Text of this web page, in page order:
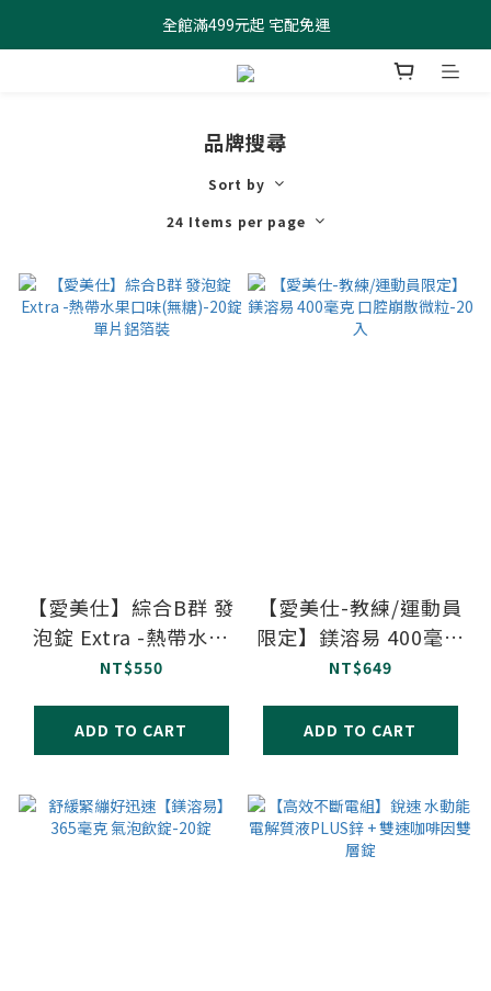
全館滿499元起 宅配免運
全館滿499元起 宅配免運
加入會員 $100元購物金現領現折
品牌搜尋
Sort by
24 Items per page
【愛美仕】綜合B群 發
泡錠 Extra -熱帶水果
口味(無糖)-20錠 單片
NT$550
ADD TO CART
【愛美仕-教練/運動員
限定】鎂溶易 400毫克
口腔崩散微粒-20入
NT$649
ADD TO CART